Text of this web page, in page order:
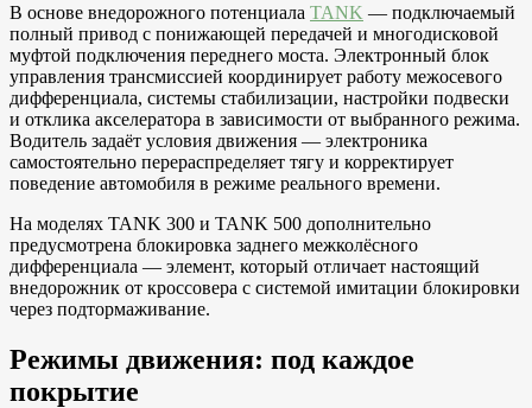
В основе внедорожного потенциала TANK — подключаемый
полный привод с понижающей передачей и многодисковой
муфтой подключения переднего моста. Электронный блок
управления трансмиссией координирует работу межосевого
дифференциала, системы стабилизации, настройки подвески
и отклика акселератора в зависимости от выбранного режима.
Водитель задаёт условия движения — электроника
самостоятельно перераспределяет тягу и корректирует
поведение автомобиля в режиме реального времени.
На моделях TANK 300 и TANK 500 дополнительно
предусмотрена блокировка заднего межколёсного
дифференциала — элемент, который отличает настоящий
внедорожник от кроссовера с системой имитации блокировки
через подтормаживание.
Режимы движения: под каждое
покрытие